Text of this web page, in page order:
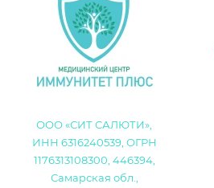
ООО «СИТ САЛЮТИ»,
ИНН 6316240539, ОГРН
1176313108300, 446394,
Самарская обл.,